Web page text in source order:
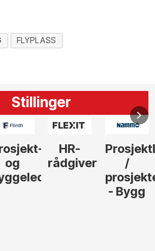
FLYPLASS
Stillinger
/
Vi
behøver
elektrofagfolk
Anlegg
søker
Elektro